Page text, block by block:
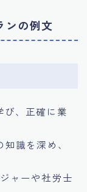
ンの例文
び、正確に業
識を深め、
ャーや社労士